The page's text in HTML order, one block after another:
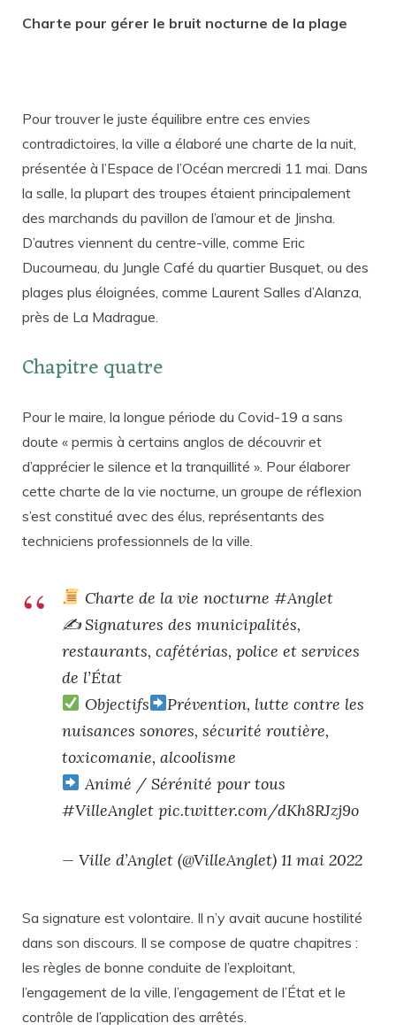
Charte pour gérer le bruit nocturne de la plage
Pour trouver le juste équilibre entre ces envies
contradictoires, la ville a élaboré une charte de la nuit,
présentée à l’Espace de l’Océan mercredi 11 mai. Dans
la salle, la plupart des troupes étaient principalement
des marchands du pavillon de l’amour et de Jinsha.
D’autres viennent du centre-ville, comme Eric
Ducourneau, du Jungle Café du quartier Busquet, ou des
plages plus éloignées, comme Laurent Salles d’Alanza,
près de La Madrague.
Chapitre quatre
Pour le maire, la longue période du Covid-19 a sans
doute « permis à certains anglos de découvrir et
d’apprécier le silence et la tranquillité ». Pour élaborer
cette charte de la vie nocturne, un groupe de réflexion
s’est constitué avec des élus, représentants des
techniciens professionnels de la ville.
Charte de la vie nocturne #Anglet
✍️ Signatures des municipalités,
restaurants, cafétérias, police et services
de l’État
Objectifs
Prévention, lutte contre les
nuisances sonores, sécurité routière,
toxicomanie, alcoolisme
Animé / Sérénité pour tous
#VilleAnglet pic.twitter.com/dKh8RJzj9o
— Ville d’Anglet (@VilleAnglet) 11 mai 2022
Sa signature est volontaire. Il n’y avait aucune hostilité
dans son discours. Il se compose de quatre chapitres :
les règles de bonne conduite de l’exploitant,
l’engagement de la ville, l’engagement de l’État et le
contrôle de l’application des arrêtés.